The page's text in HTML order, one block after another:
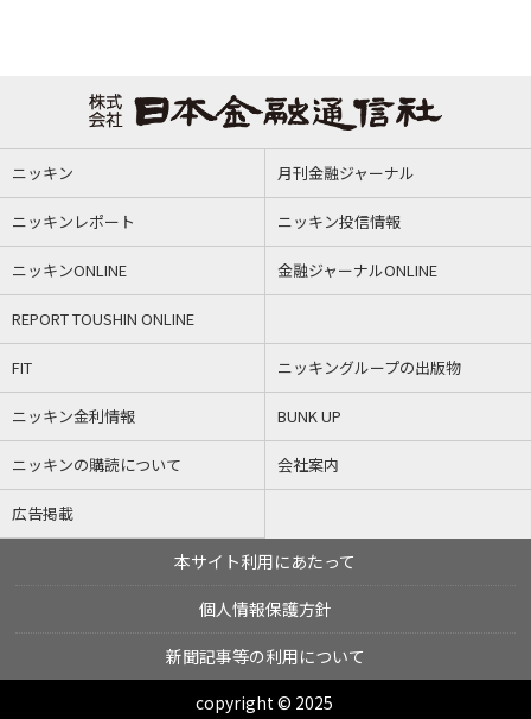
ニッキン 月刊金融ジャーナル
ニッキンレポート ニッキン投信情報
ニッキンONLINE 金融ジャーナルONLINE
REPORT TOUSHIN ONLINE
FIT ニッキングループの出版物
ニッキン金利情報 BUNK UP
ニッキンの購読について 会社案内
広告掲載
本サイト利用にあたって
個人情報保護方針
新聞記事等の利用について
copyright © 2025